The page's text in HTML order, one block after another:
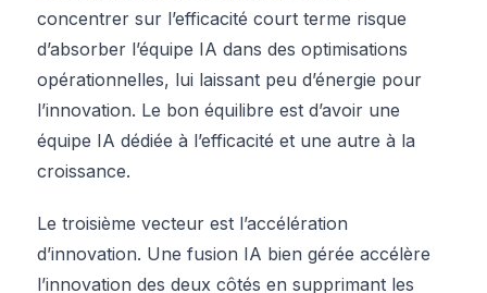
concentrer sur l’efficacité court terme risque
d’absorber l’équipe IA dans des optimisations
opérationnelles, lui laissant peu d’énergie pour
l’innovation. Le bon équilibre est d’avoir une
équipe IA dédiée à l’efficacité et une autre à la
croissance.
Le troisième vecteur est l’accélération
d’innovation. Une fusion IA bien gérée accélère
l’innovation des deux côtés en supprimant les